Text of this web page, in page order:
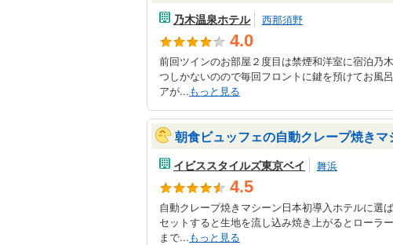
乃木温泉ホテル 西那須野
4.0
前回ツインのお部屋２度目は禁煙和洋室に宿泊乃
つしかないのので毎回フロントに鍵を預けてお風
アが...もっと見る
朝食ビュッフェの自動クレープ焼き
イビススタイルズ東京ベイ 舞浜
4.5
自動クレープ焼きマシーン日本初導入ホテルに選
セットすると生地を流し込み焼き上がるとローラ
まで...もっと見る